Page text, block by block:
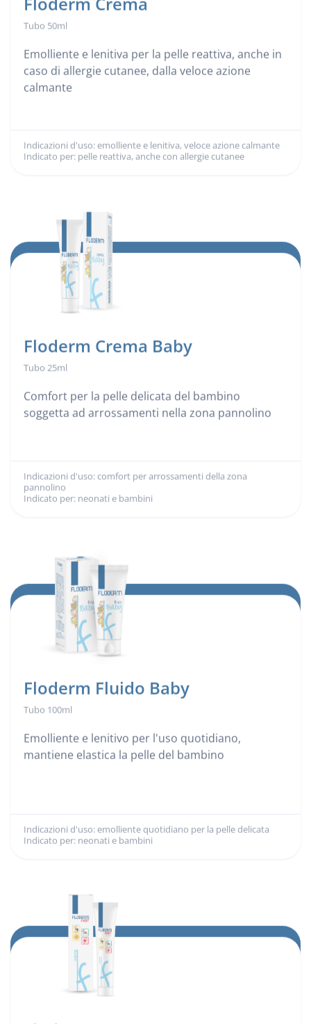
Tubo 50ml
Emolliente e lenitiva per la pelle reattiva, anche in
caso di allergie cutanee, dalla veloce azione
calmante
Indicazioni d'uso:
Indicazioni d'uso: emolliente e lenitiva, veloce azione calmante
Indicato per:
Indicato per: pelle reattiva, anche con allergie cutanee
Floderm Crema Baby
Tubo 25ml
Comfort per la pelle delicata del bambino
soggetta ad arrossamenti nella zona pannolino
Indicazioni d'uso:
Indicazioni d'uso: comfort per arrossamenti della zona
pannolino
Indicato per:
Indicato per: neonati e bambini
Floderm Fluido Baby
Tubo 100ml
Emolliente e lenitivo per l'uso quotidiano,
mantiene elastica la pelle del bambino
Indicazioni d'uso:
Indicazioni d'uso: emolliente quotidiano per la pelle delicata
Indicato per:
Indicato per: neonati e bambini